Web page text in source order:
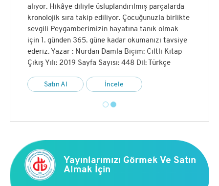
mesajlarını, günümüz insanının aklına, kalbine,
idrakine sunma gayesine matuf olarak büyük bir
özveri ve gayretle hazırlanmış kıymetli bir
çalışmadır.
Satın Al İncele
alıyor. Hikâye diliyle üsluplandırılmış parçalarda
kronolojik sıra takip ediliyor. Çocuğunuzla birlikte
sevgili Peygamberimizin hayatına tanık olmak
için 1. günden 365. güne kadar okumanızı tavsiye
ederiz. Yazar : Nurdan Damla Biçim: Ciltli Kitap
Çıkış Yılı: 2019 Sayfa Sayısı: 448 Dil: Türkçe
Satın Al İncele
Yayınlarımızı Görmek Ve Satın
Almak İçin